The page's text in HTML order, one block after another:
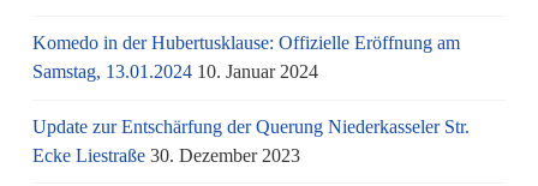
Komedo in der Hubertusklause: Offizielle Eröffnung am
Samstag, 13.01.2024 10. Januar 2024
Update zur Entschärfung der Querung Niederkasseler Str.
Ecke Liestraße 30. Dezember 2023